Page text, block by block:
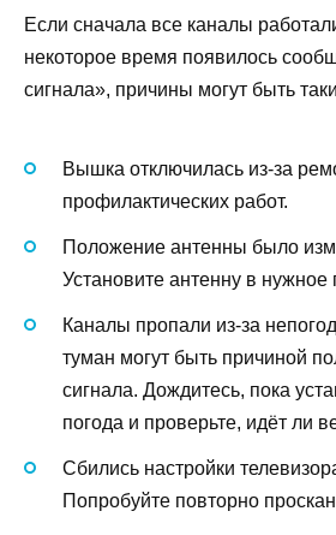
Если сначала все каналы
некоторое время появилось
сигнала», причины могут быть
Вышка отключилась из-за
профилактических работ.
Положение антенны было
Установите антенну в нужное
Каналы пропали из-за
туман могут быть причиной
сигнала. Дождитесь, пока
погода и проверьте, идёт ли
Сбились настройки
Попробуйте повторно